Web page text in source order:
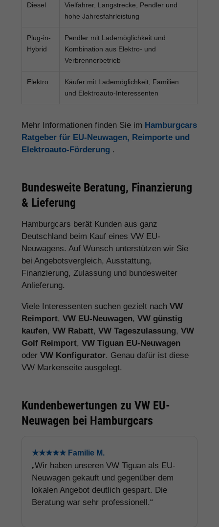
Diesel
Vielfahrer, Langstrecke, Pendler und
hohe Jahresfahrleistung
Plug-in-
Hybrid
Pendler mit Lademöglichkeit und
Kombination aus Elektro- und
Verbrennerbetrieb
Elektro
Käufer mit Lademöglichkeit, Familien
und Elektroauto-Interessenten
Mehr Informationen finden Sie im Hamburgcars
Ratgeber für EU-Neuwagen, Reimporte und
Elektroauto-Förderung .
Bundesweite Beratung, Finanzierung
& Lieferung
Hamburgcars berät Kunden aus ganz
Deutschland beim Kauf eines VW EU-
Neuwagens. Auf Wunsch unterstützen wir Sie
bei Angebotsvergleich, Ausstattung,
Finanzierung, Zulassung und bundesweiter
Anlieferung.
Viele Interessenten suchen gezielt nach VW
Reimport, VW EU-Neuwagen, VW günstig
kaufen, VW Rabatt, VW Tageszulassung, VW
Golf Reimport, VW Tiguan EU-Neuwagen
oder VW Konfigurator. Genau dafür ist diese
VW Markenseite ausgelegt.
Kundenbewertungen zu VW EU-
Neuwagen bei Hamburgcars
★★★★★ Familie M.
„Wir haben unseren VW Tiguan als EU-
Neuwagen gekauft und gegenüber dem
lokalen Angebot deutlich gespart. Die
Beratung war sehr professionell.“